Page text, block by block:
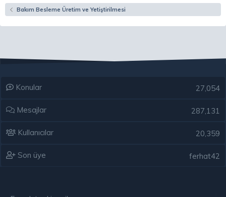
Bakım Besleme Üretim ve Yetiştirilmesi
Konular 27,054
Mesajlar 287,131
Kullanıcılar 20,359
Son üye ferhat42